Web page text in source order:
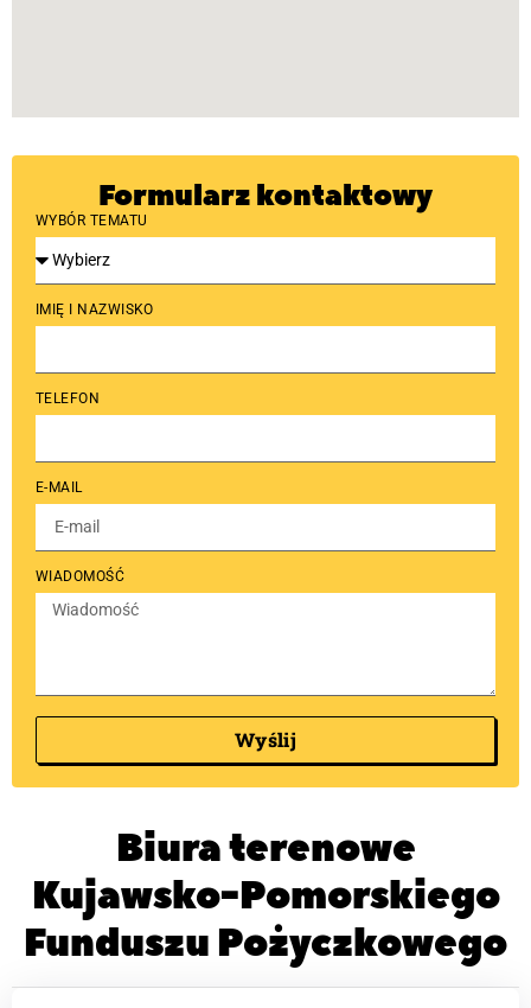
Formularz kontaktowy
WYBÓR TEMATU
IMIĘ I NAZWISKO
TELEFON
E-MAIL
WIADOMOŚĆ
Wyślij
Biura terenowe
Kujawsko-Pomorskiego
Funduszu Pożyczkowego